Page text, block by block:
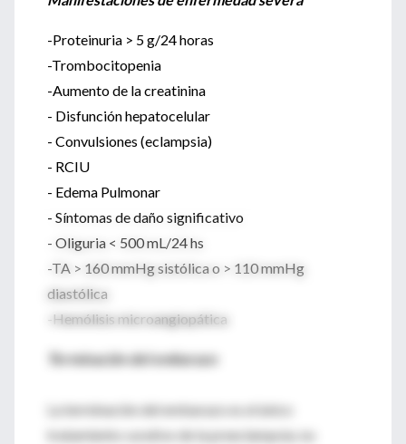
-Proteinuria > 5 g/24 horas
-Trombocitopenia
-Aumento de la creatinina
- Disfunción hepatocelular
- Convulsiones (eclampsia)
- RCIU
- Edema Pulmonar
- Síntomas de daño significativo
- Oliguria < 500 mL/24 hs
-TA > 160 mmHg sistólica o > 110 mmHg
diastólica
-Hemólisis microangiopática
Terminación del embarazo
La terminación del embarazo es el único
tratamiento curativo de la preeclampsia; no